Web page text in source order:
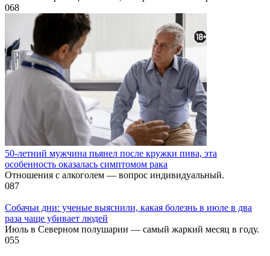
068
50-летний мужчина пьянел после кружки пива, эта
особенность оказалась симптомом рака
Отношения с алкоголем — вопрос индивидуальный.
087
Собачьи дни: ученые выяснили, какая болезнь в июле в два
раза чаще убивает людей
Июль в Северном полушарии — самый жаркий месяц в году.
055